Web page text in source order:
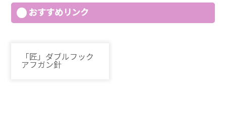
おすすめリンク
「匠」ダブルフック
アフガン針